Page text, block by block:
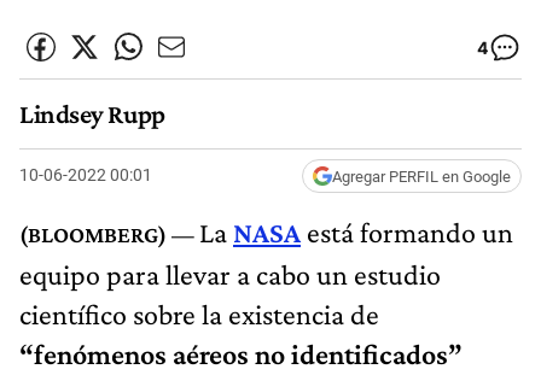
4
Lindsey Rupp
10-06-2022 00:01 Agregar PERFIL en Google
La NASA está formando un
equipo para llevar a cabo un estudio
científico sobre la existencia de
“fenómenos aéreos no identificados”